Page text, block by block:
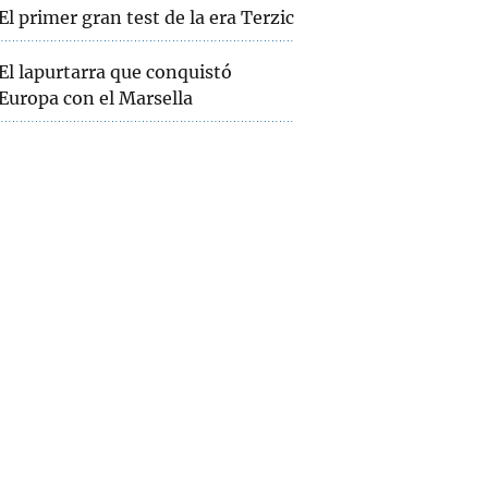
primer gran test de la era Terzic
lapurtarra que conquistó
con el Marsella